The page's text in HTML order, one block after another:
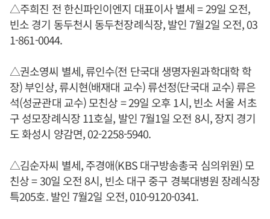
△주희진 전 한신파인이엔지 대표이사 별세 = 29일 오전,
빈소 경기 동두천시 동두천장례식장, 발인 7월2일 오전, 03
1-861-0044.
△권소영씨 별세, 류인수(전 단국대 생명자원과학대학 학
장) 부인상, 류시현(배재대 교수) 류선정(단국대 교수) 류은
석(성균관대 교수) 모친상 = 29일 오후 1시, 빈소 서울 서초
구 성모장례식장 11호실, 발인 7월1일 오전 8시, 장지 경기
도 화성시 양감면, 02-2258-5940.
△김순자씨 별세, 주경애(KBS 대구방송총국 심의위원) 모
친상 = 30일 오전 8시, 빈소 대구 중구 경북대병원 장례식장
특205호. 발인 7월2일 오전, 010-9120-0341.